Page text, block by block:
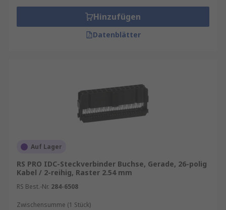
RS Procurement Solutions
Hinzufügen
Datenblätter
Auf Lager
RS PRO IDC-Steckverbinder Buchse, Gerade, 26-polig
Kabel / 2-reihig, Raster 2.54 mm
RS Best.-Nr. 284-6508
Zwischensumme (1 Stück)